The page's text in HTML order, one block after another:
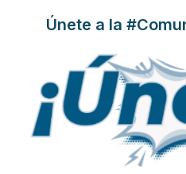
La sociedad Red OFISAT, S.L.U.,
asistencia técnica de carácter
Saunier Duvalen España ha
Auditoría de Revisión, realizada
Rheinland, S.L., de su
Únete a la